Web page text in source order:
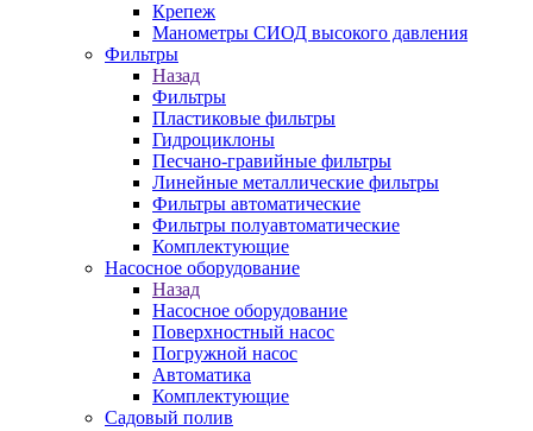
Крепеж
Манометры СИОД высокого давления
Фильтры
Назад
Фильтры
Пластиковые фильтры
Гидроциклоны
Песчано-гравийные фильтры
Линейные металлические фильтры
Фильтры автоматические
Фильтры полуавтоматические
Комплектующие
Насосное оборудование
Назад
Насосное оборудование
Поверхностный насос
Погружной насос
Автоматика
Комплектующие
Садовый полив